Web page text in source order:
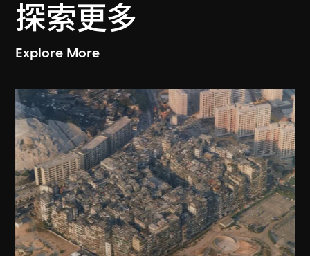
探索更多
Explore More